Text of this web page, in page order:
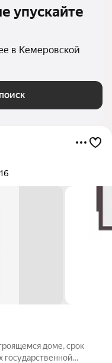
упускайте
в Кемеровской
доме, срок
государственной